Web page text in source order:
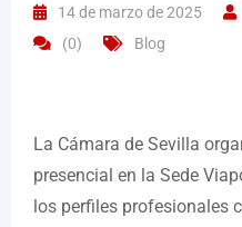
14 de marzo de 2025
(0)
Blog
La Cámara de Sevilla
presencial en la Sede
los perfiles profesionales